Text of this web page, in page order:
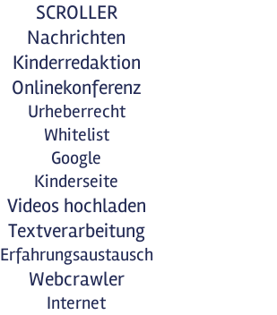
SCROLLER
Nachrichten
Kinderredaktion
Onlinekonferenz
Urheberrecht
Whitelist
Google
Kinderseite
Videos hochladen
Textverarbeitung
Erfahrungsaustausch
Webcrawler
Internet